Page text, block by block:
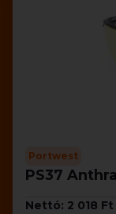
Portwest
PS37
Nettó: 2 018 Ft